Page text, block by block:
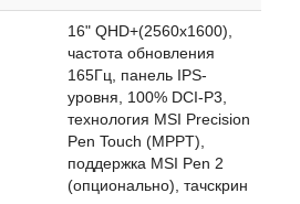
16" QHD+(2560x1600),
частота обновления
165Гц, панель IPS-
уровня, 100% DCI-P3,
технология MSI Precision
Pen Touch (MPPT),
поддержка MSI Pen 2
(опционально), тачскрин